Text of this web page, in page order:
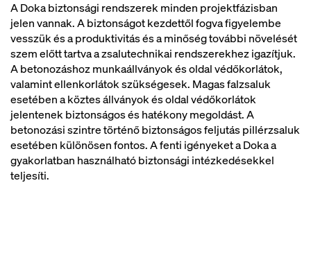
A Doka biztonsági rendszerek minden projektfázisban
jelen vannak. A biztonságot kezdettől fogva figyelembe
vesszük és a produktivitás és a minőség további növelését
szem előtt tartva a zsalutechnikai rendszerekhez igazítjuk.
A betonozáshoz munkaállványok és oldal védőkorlátok,
valamint ellenkorlátok szükségesek. Magas falzsaluk
esetében a köztes állványok és oldal védőkorlátok
jelentenek biztonságos és hatékony megoldást. A
betonozási szintre történő biztonságos feljutás pillérzsaluk
esetében különösen fontos. A fenti igényeket a Doka a
gyakorlatban használható biztonsági intézkedésekkel
teljesíti.